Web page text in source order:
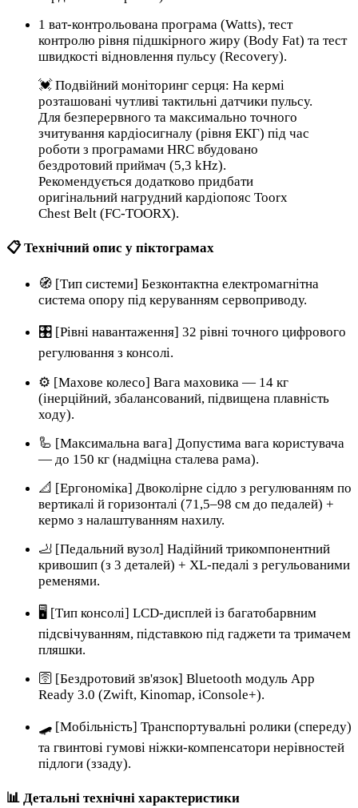
1 ват-контрольована програма (Watts), тест
контролю рівня підшкірного жиру (Body Fat) та тест
швидкості відновлення пульсу (Recovery).
💓 Подвійний моніторинг серця: На кермі
розташовані чутливі тактильні датчики пульсу.
Для безперервного та максимально точного
зчитування кардіосигналу (рівня ЕКГ) під час
роботи з програмами HRC вбудовано
бездротовий приймач (5,3 kHz).
Рекомендується додатково придбати
оригінальний нагрудний кардіопояс Toorx
Chest Belt (FC-TOORX).
📋 Технічний опис у піктограмах
🧭 [Тип системи] Безконтактна електромагнітна
система опору під керуванням сервоприводу.
🎛️ [Рівні навантаження] 32 рівні точного цифрового
регулювання з консолі.
⚙️ [Махове колесо] Вага маховика — 14 кг
(інерційний, збалансований, підвищена плавність
ходу).
🦾 [Максимальна вага] Допустима вага користувача
— до 150 кг (надміцна сталева рама).
📐 [Ергономіка] Двоколірне сідло з регулюванням по
вертикалі й горизонталі (71,5–98 см до педалей) +
кермо з налаштуванням нахилу.
🦶 [Педальний вузол] Надійний трикомпонентний
кривошип (з 3 деталей) + XL-педалі з регульованими
ременями.
🖥️ [Тип консолі] LCD-дисплей із багатобарвним
підсвічуванням, підставкою під гаджети та тримачем
пляшки.
🛜 [Бездротовий зв'язок] Bluetooth модуль App
Ready 3.0 (Zwift, Kinomap, iConsole+).
🛹 [Мобільність] Транспортувальні ролики (спереду)
та гвинтові гумові ніжки-компенсатори нерівностей
підлоги (ззаду).
📊 Детальні технічні характеристики